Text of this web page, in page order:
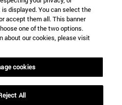
displayed. You can select the
accept them all. This banner
one of the two options.
about our cookies, please visit
cookies
All